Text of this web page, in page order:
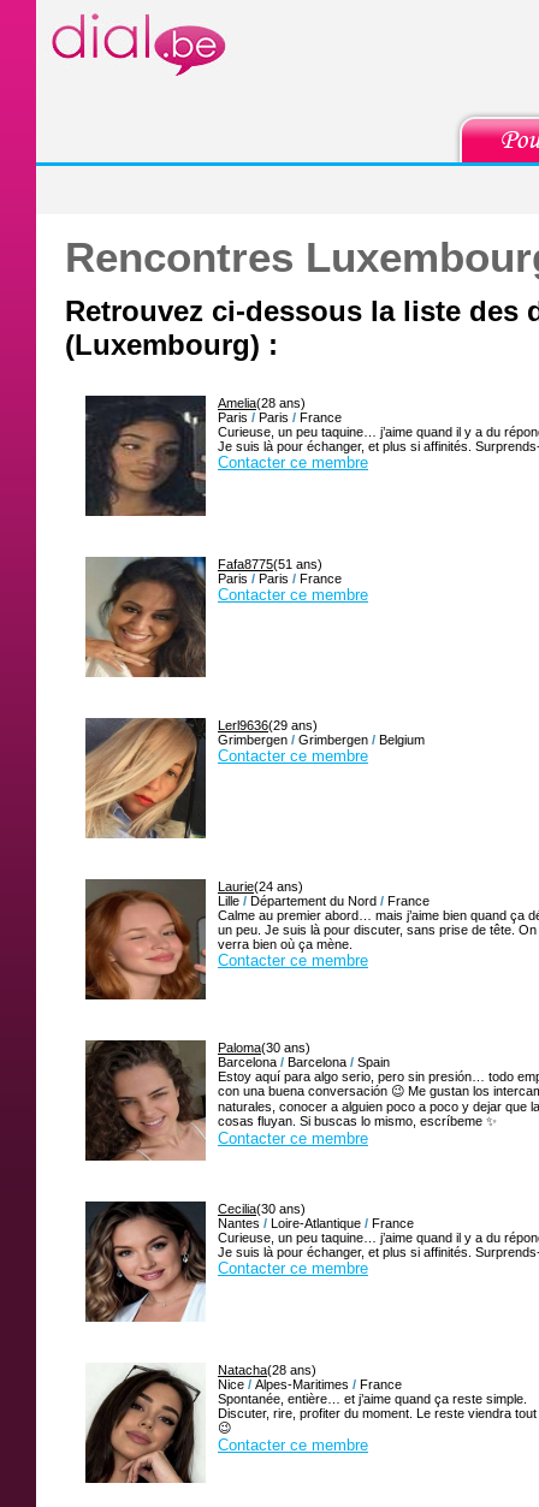
Rencontres
Retrouvez ci-dessous la liste des
(Luxembourg) :
Amelia(28 ans)
Paris / Paris / France
Curieuse, un peu taquine… j’aime quand il y a du
Je suis là pour échanger, et plus si affinités.
Contacter ce membre
Fafa8775(51 ans)
Paris / Paris / France
Contacter ce membre
Lerl9636(29 ans)
Grimbergen / Grimbergen / Belgium
Contacter ce membre
Laurie(24 ans)
Lille / Département du Nord / France
Calme au premier abord… mais j’aime bien quand ça
un peu. Je suis là pour discuter, sans prise de tête. On
verra bien où ça mène.
Contacter ce membre
Paloma(30 ans)
Barcelona / Barcelona / Spain
Estoy aquí para algo serio, pero sin presión… todo
con una buena conversación 😉 Me gustan los
naturales, conocer a alguien poco a poco y dejar que
cosas fluyan. Si buscas lo mismo, escríbeme ✨
Contacter ce membre
Cecilia(30 ans)
Nantes / Loire-Atlantique / France
Curieuse, un peu taquine… j’aime quand il y a du
Je suis là pour échanger, et plus si affinités.
Contacter ce membre
Natacha(28 ans)
Nice / Alpes-Maritimes / France
Spontanée, entière… et j’aime quand ça reste simple.
Discuter, rire, profiter du moment. Le reste viendra tout
😉
Contacter ce membre